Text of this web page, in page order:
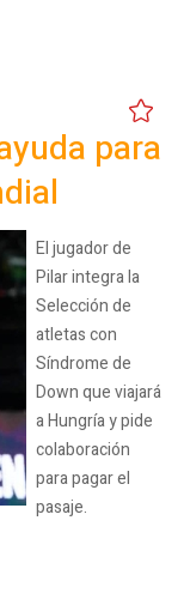
para
El jugador de
Pilar integra la
Selección de
atletas con
Síndrome de
Down que viajará
a Hungría y pide
colaboración
para pagar el
pasaje.